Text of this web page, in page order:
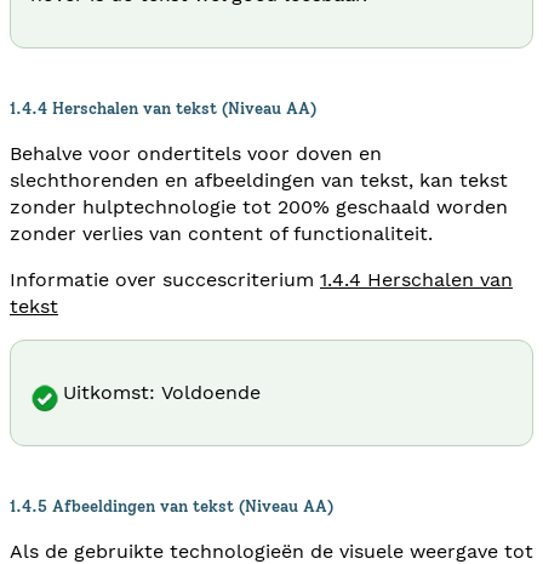
1.4.4 Herschalen van tekst (Niveau AA)
Behalve voor ondertitels voor doven en
slechthorenden en afbeeldingen van tekst, kan tekst
zonder hulptechnologie tot 200% geschaald worden
zonder verlies van content of functionaliteit.
Informatie over succescriterium 1.4.4 Herschalen van
tekst
Uitkomst: Voldoende
1.4.5 Afbeeldingen van tekst (Niveau AA)
Als de gebruikte technologieën de visuele weergave tot